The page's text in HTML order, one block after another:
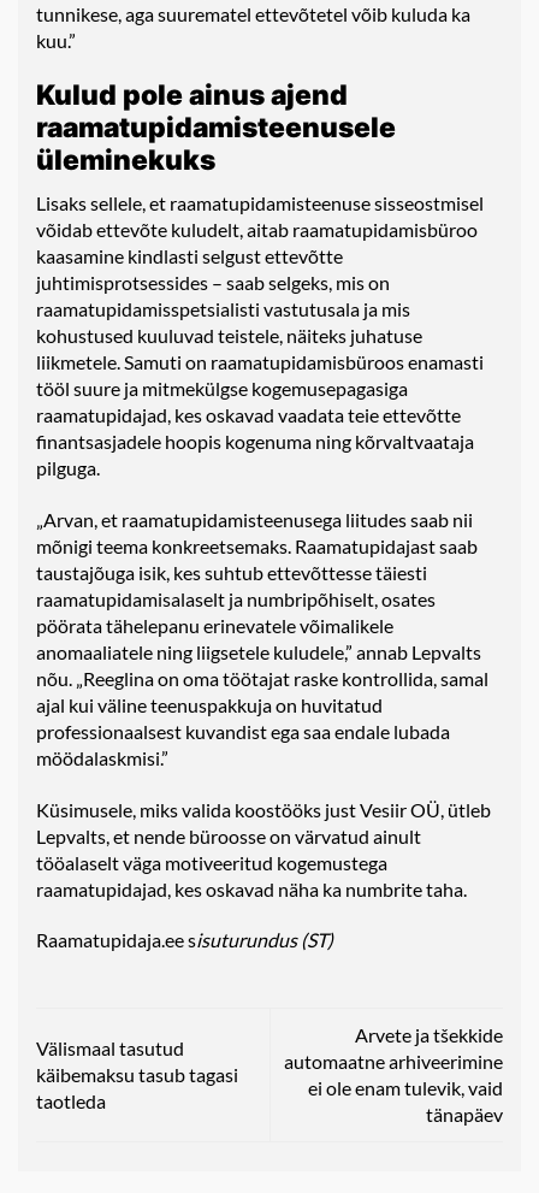
tunnikese, aga suurematel ettevõtetel võib kuluda ka
kuu.”
Kulud pole ainus ajend
raamatupidamisteenusele
üleminekuks
Lisaks sellele, et raamatupidamisteenuse sisseostmisel
võidab ettevõte kuludelt, aitab raamatupidamisbüroo
kaasamine kindlasti selgust ettevõtte
juhtimisprotsessides – saab selgeks, mis on
raamatupidamisspetsialisti vastutusala ja mis
kohustused kuuluvad teistele, näiteks juhatuse
liikmetele. Samuti on raamatupidamisbüroos enamasti
tööl suure ja mitmekülgse kogemusepagasiga
raamatupidajad, kes oskavad vaadata teie ettevõtte
finantsasjadele hoopis kogenuma ning kõrvaltvaataja
pilguga.
„Arvan, et raamatupidamisteenusega liitudes saab nii
mõnigi teema konkreetsemaks. Raamatupidajast saab
taustajõuga isik, kes suhtub ettevõttesse täiesti
raamatupidamisalaselt ja numbripõhiselt, osates
pöörata tähelepanu erinevatele võimalikele
anomaaliatele ning liigsetele kuludele,” annab Lepvalts
nõu. „Reeglina on oma töötajat raske kontrollida, samal
ajal kui väline teenuspakkuja on huvitatud
professionaalsest kuvandist ega saa endale lubada
möödalaskmisi.”
Küsimusele, miks valida koostööks just Vesiir OÜ, ütleb
Lepvalts, et nende büroosse on värvatud ainult
tööalaselt väga motiveeritud kogemustega
raamatupidajad, kes oskavad näha ka numbrite taha.
Raamatupidaja.ee sisuturundus (ST)
Välismaal tasutud
käibemaksu tasub tagasi
taotleda
Arvete ja tšekkide
automaatne arhiveerimine
ei ole enam tulevik, vaid
tänapäev